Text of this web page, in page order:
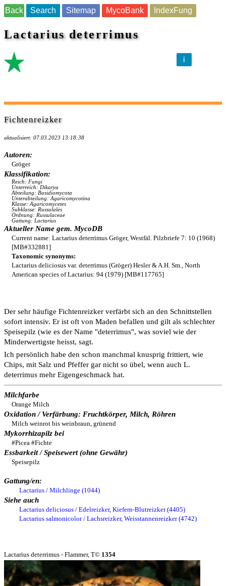
Back Search Sitemap MycoBank IndexFung
Lactarius deterrimus
i
Fichtenreizker
aktualisiert: 07.03.2023 13:18:38
Autoren:
Gröger
Klassifikation:
Reich: Fungi
Unterreich: Dikarya
Abteilung: Basidiomycota
Unterabteilung: Agaricomycotina
Klasse: Agaricomycetes
Subklasse: Russulales
Ordnung: Russulaceae
Gattung: Lactarius
Aktueller Name gem. MycoDB
Current name: Lactarius deterrimus Gröger, Westfäl. Pilzbriefe 7: 10 (1968)
[MB#332881]
Taxonomic synonyms:
Lactarius deliciosus var. deterrimus (Gröger) Hesler & A.H. Sm., North
American species of Lactarius: 94 (1979) [MB#117765]
Der sehr häufige Fichtenreizker verfärbt sich an den Schnittstellen
sofort intensiv. Er ist oft von Maden befallen und gilt als schlechter
Speisepilz (wie es der Name "deterrimus", was soviel wie der
Minderwertigste heisst, sagt.
Ich persönlich habe den schon manchmal knusprig frittiert, wie
Chips, mit Salz und Pfeffer gar nicht so übel, wenn auch L.
deterrimus mehr Eigengeschmack hat.
Milchfarbe
Orange Milch
Oxidation / Verfärbung: Fruchtkörper, Milch, Röhren
Milch weinrot bis weinbraun, grünend
Mykorrhizapilz bei
#Picea #Fichte
Essbarkeit / Speisewert (ohne Gewähr)
Speisepilz
Gattung/en:
Lactarius / Milchlinge (1044)
Siehe auch
Lactarius deliciosus / Edelreizker, Kiefern-Blutreizker (4405)
Lactarius salmonicolor / Lachsreizker, Weisstannenreizker (4742)
Lactarius deterrimus - Flammer, T© 1354